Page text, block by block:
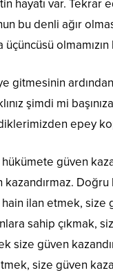
hayatı var. Tekrar
bu denli ağır
gitmesinin
şimdi mi
epey
güven
kazandırmaz.
ilan etmek, size
sahip çıkmak,
size güven
size güven